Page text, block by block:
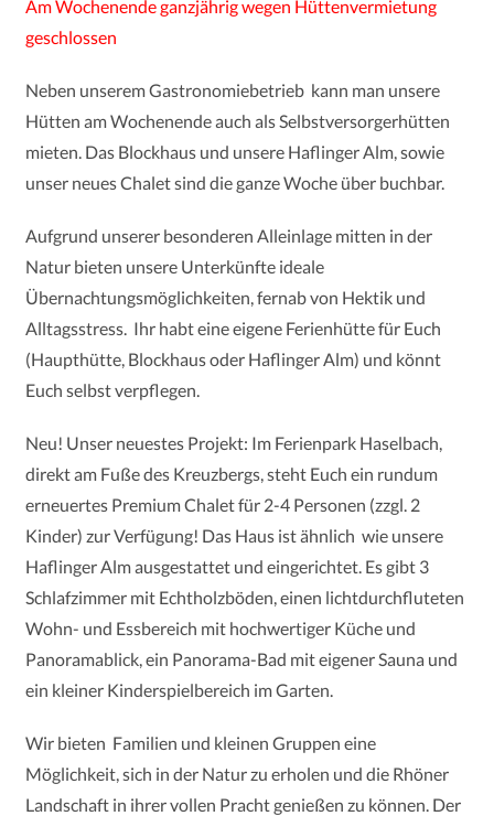
Am Wochenende ganzjährig wegen Hüttenvermietung
geschlossen
Neben unserem Gastronomiebetrieb kann man unsere
Hütten am Wochenende auch als Selbstversorgerhütten
mieten. Das Blockhaus und unsere Haflinger Alm, sowie
unser neues Chalet sind die ganze Woche über buchbar.
Aufgrund unserer besonderen Alleinlage mitten in der
Natur bieten unsere Unterkünfte ideale
Übernachtungsmöglichkeiten, fernab von Hektik und
Alltagsstress. Ihr habt eine eigene Ferienhütte für Euch
(Haupthütte, Blockhaus oder Haflinger Alm) und könnt
Euch selbst verpflegen.
Neu! Unser neuestes Projekt: Im Ferienpark Haselbach,
direkt am Fuße des Kreuzbergs, steht Euch ein rundum
erneuertes Premium Chalet für 2-4 Personen (zzgl. 2
Kinder) zur Verfügung! Das Haus ist ähnlich wie unsere
Haflinger Alm ausgestattet und eingerichtet. Es gibt 3
Schlafzimmer mit Echtholzböden, einen lichtdurchfluteten
Wohn- und Essbereich mit hochwertiger Küche und
Panoramablick, ein Panorama-Bad mit eigener Sauna und
ein kleiner Kinderspielbereich im Garten.
Wir bieten Familien und kleinen Gruppen eine
Möglichkeit, sich in der Natur zu erholen und die Rhöner
Landschaft in ihrer vollen Pracht genießen zu können. Der